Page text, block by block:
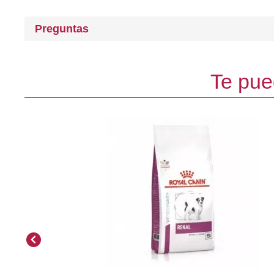
Preguntas
Te